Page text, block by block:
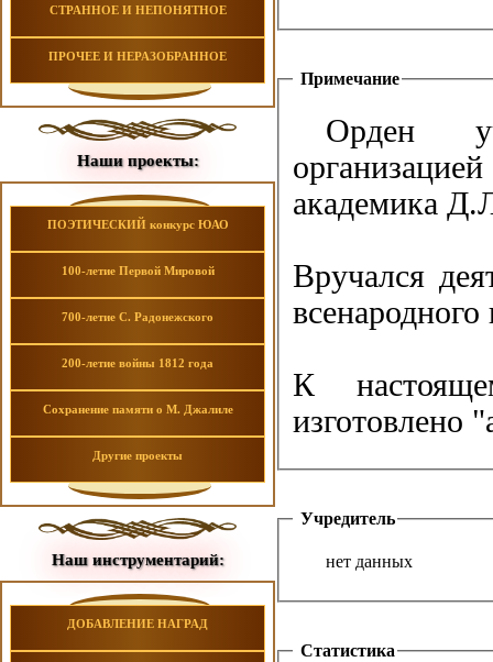
СТРАННОЕ И НЕПОНЯТНОЕ
ПРОЧЕЕ И НЕРАЗОБРАННОЕ
Наши проекты:
ПОЭТИЧЕСКИЙ конкурс ЮАО
100-летие Первой Мировой
700-летие С. Радонежского
200-летие войны 1812 года
Сохранение памяти о М. Джалиле
Другие проекты
Наш инструментарий:
ДОБАВЛЕНИЕ НАГРАД
Примечание
Орден
организацией в 2000 г. (по слухам, по идее
академика
Вручался
К
изготовлено
Учредитель
нет данных
Статистика